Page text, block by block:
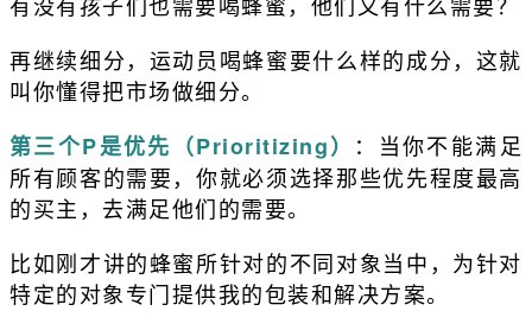
再继续细分，运动员喝蜂蜜要什么样的成分，这就
叫你懂得把市场做细分。
第三个P是优先（Prioritizing）
：当你不能满足
所有顾客的需要，你就必须选择那些优先程度最高
的买主，去满足他们的需要。
比如刚才讲的蜂蜜所针对的不同对象当中，为针对
特定的对象专门提供我的包装和解决方案。